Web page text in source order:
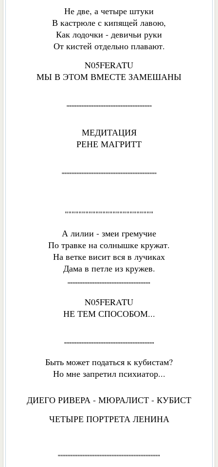
Не две, а четыре штуки
В кастрюле с кипящей лавою,
Как лодочки - девичьи руки
От кистей отдельно плавают.
N05FERATU
МЫ В ЭТОМ ВМЕСТЕ ЗАМЕШАНЫ
"""""""""""""""""""""""""""""""""""
МЕДИТАЦИЯ
РЕНЕ МАГРИТТ
"""""""""""""""""""""""""""""""""""""""
""""""""""""""""""""""""""
А лилии - змеи гремучие
По травке на солнышке кружат.
На ветке висит вся в лучиках
Дама в петле из кружев.
""""""""""""""""""""""""""""""""""
N05FERATU
НЕ ТЕМ СПОСОБОМ...
"""""""""""""""""""""""""""""""""""""
Быть может податься к кубистам?
Но мне запретил психиатор...
ДИЕГО РИВЕРА - МЮРАЛИСТ - КУБИСТ
ЧЕТЫРЕ ПОРТРЕТА ЛЕНИНА
""""""""""""""""""""""""""""""""""""""""""